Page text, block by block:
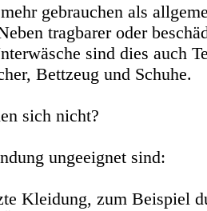
gebrauchen als
tragbarer oder
sind dies auch
Bettzeug und Schuhe.
sich nicht?
ungeeignet sind:
Kleidung, zum Beispiel